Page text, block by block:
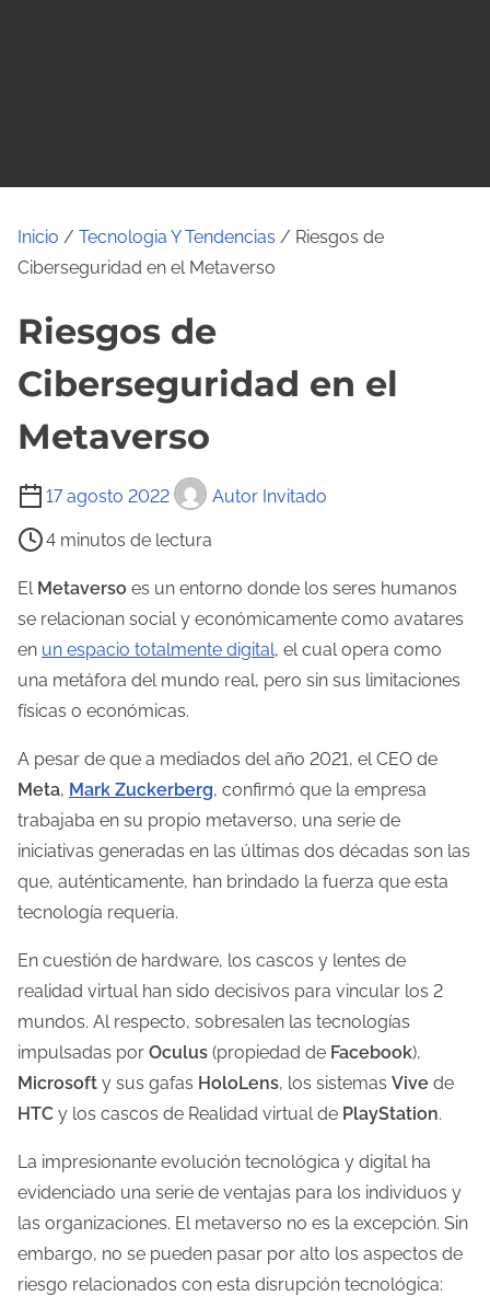
Inicio / Tecnologia Y Tendencias / Riesgos de
Ciberseguridad en el Metaverso
Riesgos de
Ciberseguridad en el
Metaverso
17 agosto 2022 Autor Invitado
T
e
m
p
o
d
e
e
c
t
u
r
a
d
a
e
n
r
a
d
a
4 minutos de lectura
El Metaverso es un entorno donde los seres humanos
se relacionan social y económicamente como avatares
en un espacio totalmente digital, el cual opera como
una metáfora del mundo real, pero sin sus limitaciones
físicas o económicas.
A pesar de que a mediados del año 2021, el CEO de
Meta, Mark Zuckerberg, confirmó que la empresa
trabajaba en su propio metaverso, una serie de
iniciativas generadas en las últimas dos décadas son las
que, auténticamente, han brindado la fuerza que esta
tecnología requería.
En cuestión de hardware, los cascos y lentes de
realidad virtual han sido decisivos para vincular los 2
mundos. Al respecto, sobresalen las tecnologías
impulsadas por Oculus (propiedad de Facebook),
Microsoft y sus gafas HoloLens, los sistemas Vive de
HTC y los cascos de Realidad virtual de PlayStation.
La impresionante evolución tecnológica y digital ha
evidenciado una serie de ventajas para los individuos y
las organizaciones. El metaverso no es la excepción. Sin
embargo, no se pueden pasar por alto los aspectos de
riesgo relacionados con esta disrupción tecnológica: